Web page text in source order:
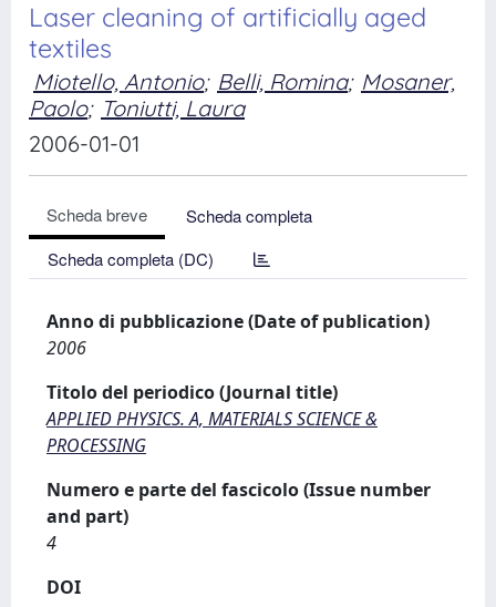
Laser cleaning of artificially aged
textiles
Miotello, Antonio; Belli, Romina; Mosaner,
Paolo; Toniutti, Laura
2006-01-01
Scheda breve
Scheda completa
Scheda completa (DC)
Anno di pubblicazione (Date of publication)
2006
Titolo del periodico (Journal title)
APPLIED PHYSICS. A, MATERIALS SCIENCE &
PROCESSING
Numero e parte del fascicolo (Issue number
and part)
4
DOI